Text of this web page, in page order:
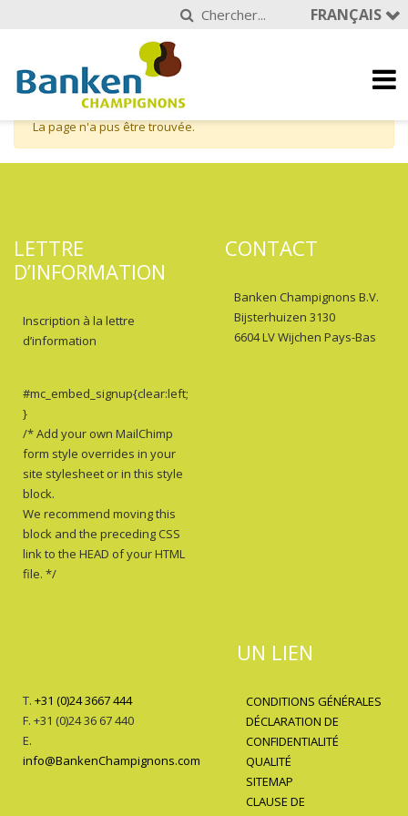
FRANÇAIS
La page n'a pus être trouvée.
LETTRE
D’INFORMATION
Inscription à la lettre
d’information
#mc_embed_signup{clear:left;
}
/* Add your own MailChimp
form style overrides in your
site stylesheet or in this style
block.
We recommend moving this
block and the preceding CSS
link to the HEAD of your HTML
file. */
CONTACT
Banken Champignons B.V.
Bijsterhuizen 3130
6604 LV Wijchen Pays-Bas
T. +31 (0)24 3667 444
F. +31 (0)24 36 67 440
E.
info@BankenChampignons.com
UN LIEN
CONDITIONS GÉNÉRALES
DÉCLARATION DE
CONFIDENTIALITÉ
QUALITÉ
SITEMAP
CLAUSE DE